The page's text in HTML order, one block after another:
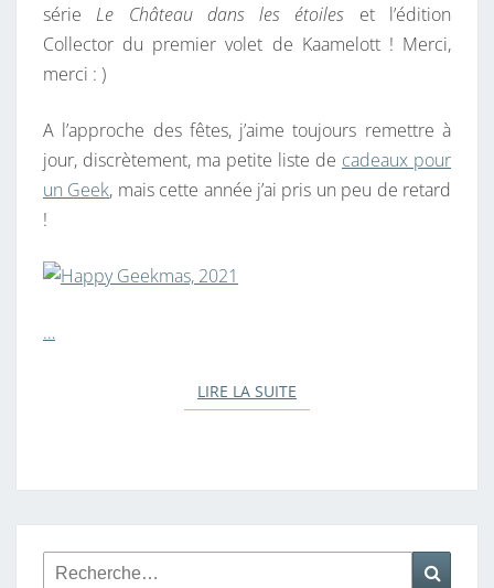
sérieLe Château dans les étoiles et l’édition
Collector du premier volet de Kaamelott ! Merci,
merci : )
A l’approche des fêtes, j’aime toujours remettre à
jour, discrètement, ma petite liste de cadeaux pour
un Geek, mais cette année j’ai pris un peu de retard
!
…
LIRE LA SUITE
Rechercher :